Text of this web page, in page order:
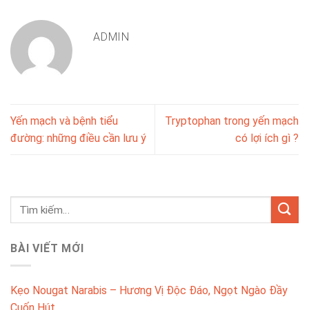
ADMIN
Yến mạch và bệnh tiểu
đường: những điều cần lưu ý
Tryptophan trong yến mạch
có lợi ích gì ?
BÀI VIẾT MỚI
Kẹo Nougat Narabis – Hương Vị Độc Đáo, Ngọt Ngào Đầy
Cuốn Hút